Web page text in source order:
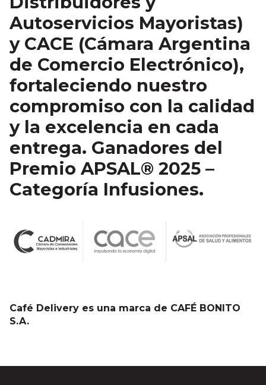
Autoservicios Mayoristas)
y CACE (Cámara Argentina
de Comercio Electrónico),
fortaleciendo nuestro
compromiso con la calidad
y la excelencia en cada
entrega. Ganadores del
Premio APSAL® 2025 –
Categoría Infusiones.
Café Delivery es una marca de CAFÉ BONITO
S.A.